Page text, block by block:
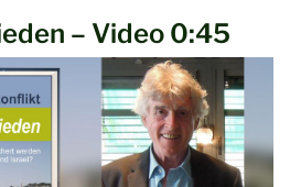
– Video 0:45